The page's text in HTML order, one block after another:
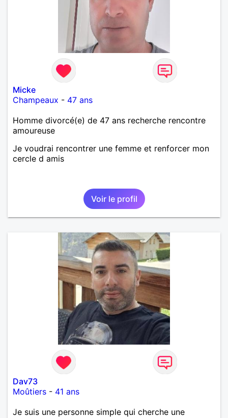
Micke
Champeaux - 47 ans
Homme divorcé(e) de 47 ans recherche rencontre
amoureuse
Je voudrai rencontrer une femme et renforcer mon
cercle d amis
Voir le profil
Dav73
Moûtiers - 41 ans
Je suis une personne simple qui cherche une